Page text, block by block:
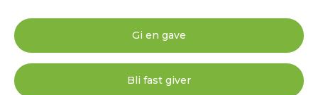
Gi en gave
Bli fast giver